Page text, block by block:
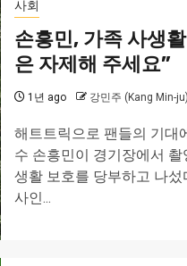
사회
손흥민, 가족 사생
은 자제해 주세요”
1년 ago 강민주 (Kang Min-ju)
해트트릭으로 팬들의 기대
수 손흥민이 경기장에서
생활 보호를 당부하고 나
사인...